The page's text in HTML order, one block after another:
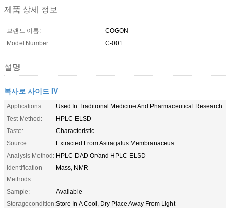
제품 상세 정보
브랜드 이름:
COGON
Model Number:
C-001
설명
복사로 사이드 IV
Applications:
Used In Traditional Medicine And Pharmaceutical Research
Test Method:
HPLC-ELSD
Taste:
Characteristic
Source:
Extracted From Astragalus Membranaceus
Analysis Method: HPLC-DAD Or/and HPLC-ELSD
Identification
Methods:
Mass, NMR
Sample:
Available
Storagecondition:Store In A Cool, Dry Place Away From Light